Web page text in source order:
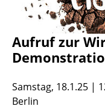
Aufruf zur
Samstag, 18.1.25 |
Berlin